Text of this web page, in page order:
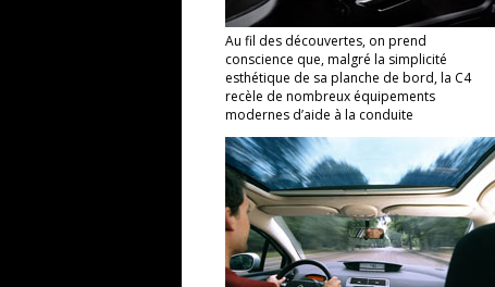
Au fil des découvertes, on prend
conscience que, malgré la simplicité
esthétique de sa planche de bord, la C4
recèle de nombreux équipements
modernes d’aide à la conduite